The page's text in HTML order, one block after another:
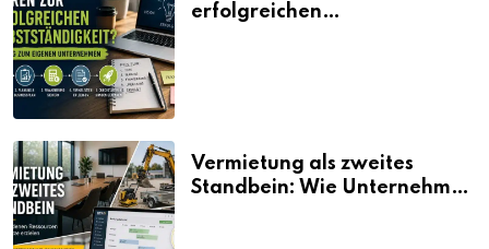
erfolgreichen
Vermietung als zweites
Standbein: Wie Unternehmen